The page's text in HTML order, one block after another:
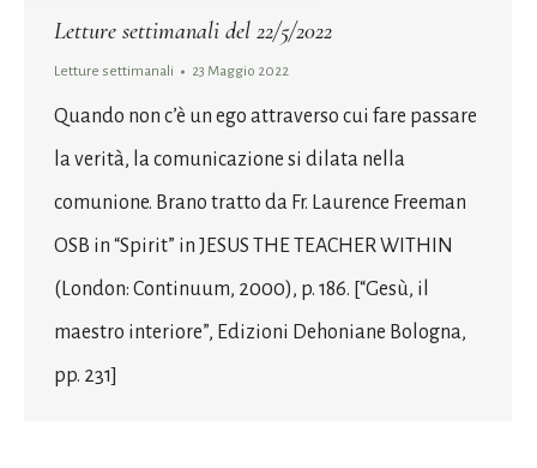
Letture settimanali del 22/5/2022
Letture settimanali 23 Maggio 2022
Quando non c’è un ego attraverso cui fare passare
la verità, la comunicazione si dilata nella
comunione. Brano tratto da Fr. Laurence Freeman
OSB in “Spirit” in JESUS THE TEACHER WITHIN
(London: Continuum, 2000), p. 186. [“Gesù, il
maestro interiore”, Edizioni Dehoniane Bologna,
pp. 231]